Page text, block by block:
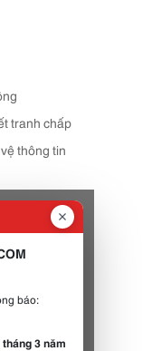
tranh chấp
thông tin
báo:
tháng 3 năm